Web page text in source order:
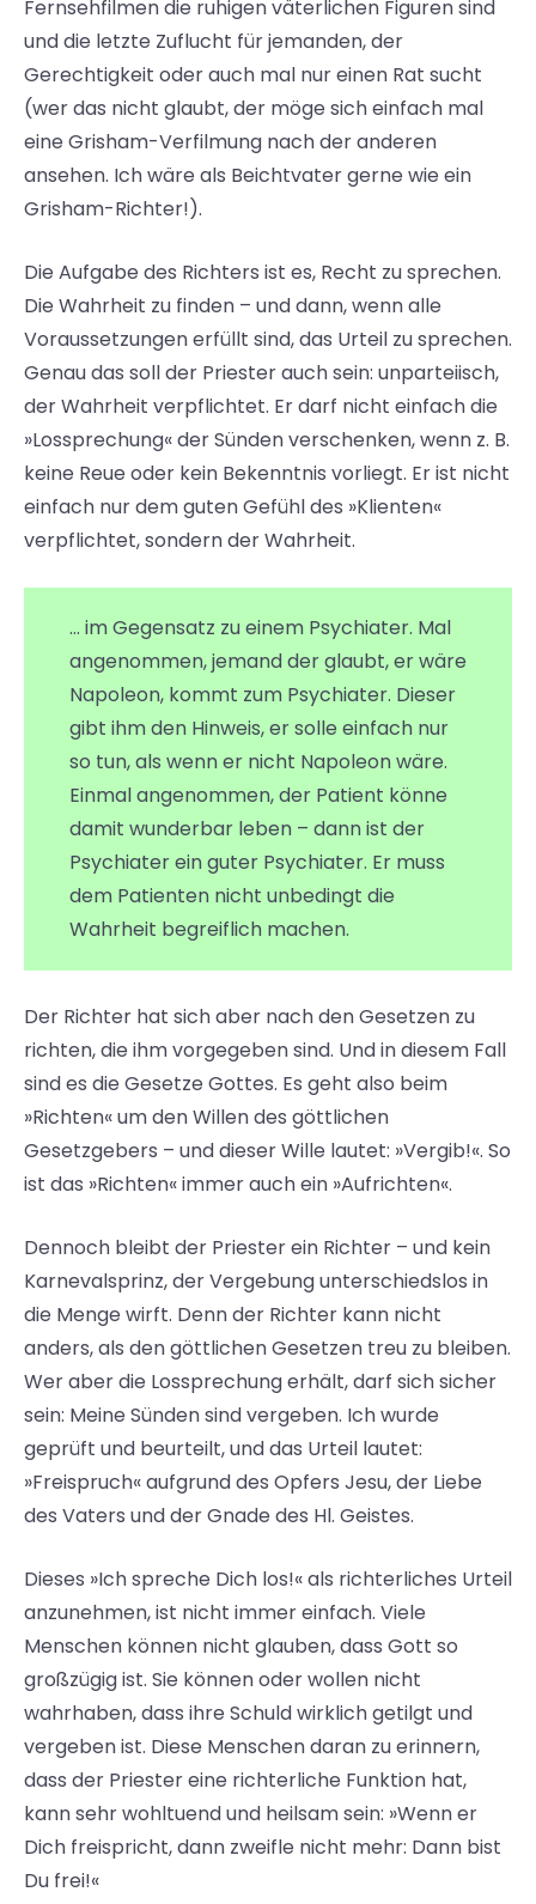
Fernsehfilmen die ruhigen väterlichen Figuren sind
und die letzte Zuflucht für jemanden, der
Gerechtigkeit oder auch mal nur einen Rat sucht
(wer das nicht glaubt, der möge sich einfach mal
eine Grisham-Verfilmung nach der anderen
ansehen. Ich wäre als Beichtvater gerne wie ein
Grisham-Richter!).
Die Aufgabe des Richters ist es, Recht zu sprechen.
Die Wahrheit zu finden – und dann, wenn alle
Voraussetzungen erfüllt sind, das Urteil zu sprechen.
Genau das soll der Priester auch sein: unparteiisch,
der Wahrheit verpflichtet. Er darf nicht einfach die
»Lossprechung« der Sünden verschenken, wenn z. B.
keine Reue oder kein Bekenntnis vorliegt. Er ist nicht
einfach nur dem guten Gefühl des »Klienten«
verpflichtet, sondern der Wahrheit.
… im Gegensatz zu einem Psychiater. Mal
angenommen, jemand der glaubt, er wäre
Napoleon, kommt zum Psychiater. Dieser
gibt ihm den Hinweis, er solle einfach nur
so tun, als wenn er nicht Napoleon wäre.
Einmal angenommen, der Patient könne
damit wunderbar leben – dann ist der
Psychiater ein guter Psychiater. Er muss
dem Patienten nicht unbedingt die
Wahrheit begreiflich machen.
Der Richter hat sich aber nach den Gesetzen zu
richten, die ihm vorgegeben sind. Und in diesem Fall
sind es die Gesetze Gottes. Es geht also beim
»Richten« um den Willen des göttlichen
Gesetzgebers – und dieser Wille lautet: »Vergib!«. So
ist das »Richten« immer auch ein »Aufrichten«.
Dennoch bleibt der Priester ein Richter – und kein
Karnevalsprinz, der Vergebung unterschiedslos in
die Menge wirft. Denn der Richter kann nicht
anders, als den göttlichen Gesetzen treu zu bleiben.
Wer aber die Lossprechung erhält, darf sich sicher
sein: Meine Sünden sind vergeben. Ich wurde
geprüft und beurteilt, und das Urteil lautet:
»Freispruch« aufgrund des Opfers Jesu, der Liebe
des Vaters und der Gnade des Hl. Geistes.
Dieses »Ich spreche Dich los!« als richterliches Urteil
anzunehmen, ist nicht immer einfach. Viele
Menschen können nicht glauben, dass Gott so
großzügig ist. Sie können oder wollen nicht
wahrhaben, dass ihre Schuld wirklich getilgt und
vergeben ist. Diese Menschen daran zu erinnern,
dass der Priester eine richterliche Funktion hat,
kann sehr wohltuend und heilsam sein: »Wenn er
Dich freispricht, dann zweifle nicht mehr: Dann bist
Du frei!«